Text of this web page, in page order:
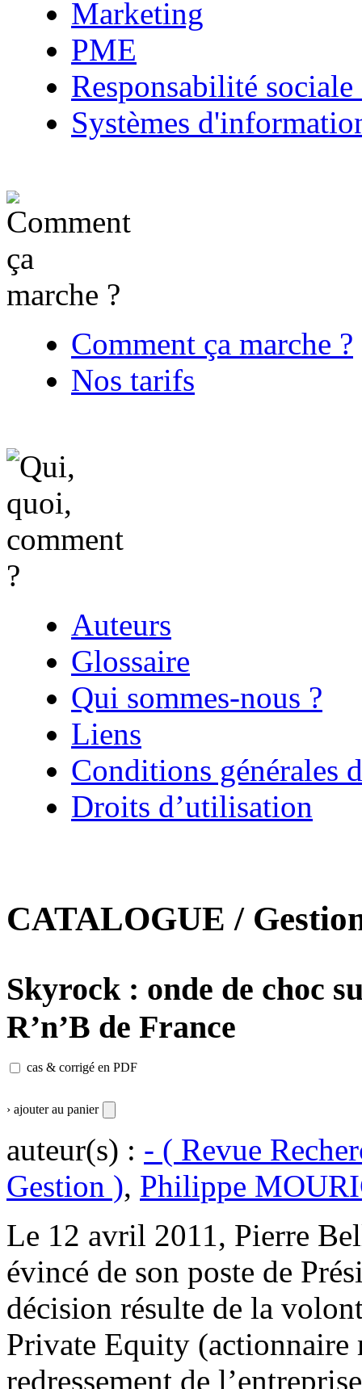
Marketing
PME
Responsabilité
Systèmes
Comment ça marche ?
Nos tarifs
Auteurs
Glossaire
Qui sommes-nous ?
Liens
Conditions générales
Droits d’utilisation
CATALOGUE /
Skyrock : onde de choc
R’n’B de France
cas & corrigé en PDF
› ajouter au panier
auteur(s) : - ( Revue
Gestion ), Philippe
Le 12 avril 2011, Pierre
évincé de son poste de
décision résulte de la
Private Equity (actionnaire
redressement de